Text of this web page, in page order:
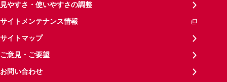
見やすさ・使いやすさの調整
サイトメンテナンス情報
サイトマップ
ご意見・ご要望
お問い合わせ